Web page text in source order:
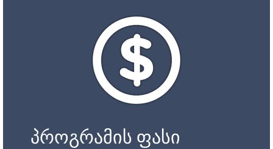
პროგრამის ფასი